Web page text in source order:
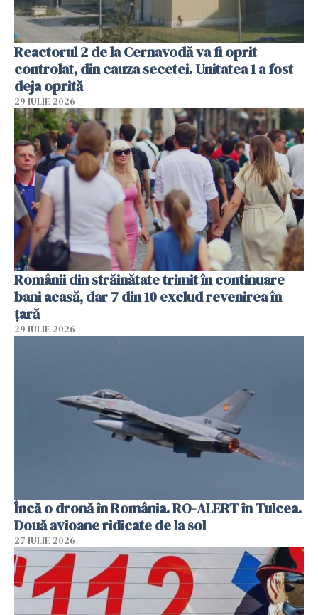
Reactorul 2 de la Cernavodă va fi oprit
controlat, din cauza secetei. Unitatea 1 a fost
deja oprită
29 IULIE 2026
Românii din străinătate trimit în continuare
bani acasă, dar 7 din 10 exclud revenirea în
țară
29 IULIE 2026
Încă o dronă în România. RO-ALERT în Tulcea.
Două avioane ridicate de la sol
27 IULIE 2026